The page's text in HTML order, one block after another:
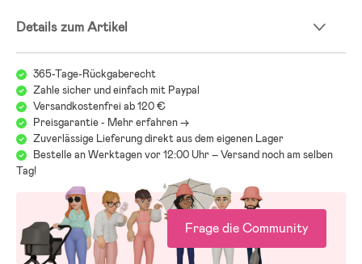
Details zum Artikel
365-Tage-Rückgaberecht
Zahle sicher und einfach mit Paypal
Versandkostenfrei ab 120 €
Preisgarantie - Mehr erfahren ->
Zuverlässige Lieferung direkt aus dem eigenen Lager
Bestelle an Werktagen vor 12:00 Uhr – Versand noch am selben
Tag!
Frage die Community